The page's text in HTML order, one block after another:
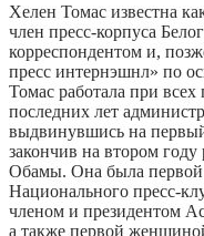
Хелен Томас известна
член пресс-корпуса
корреспондентом и,
пресс интернэшнл» по
Томас работала при
последних лет
выдвинувшись на
закончив на втором
Обамы. Она была
Национального пресс-
членом и президентом
а также первой